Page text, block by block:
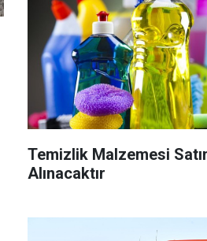
Temizlik Malzemesi
Alınacaktır